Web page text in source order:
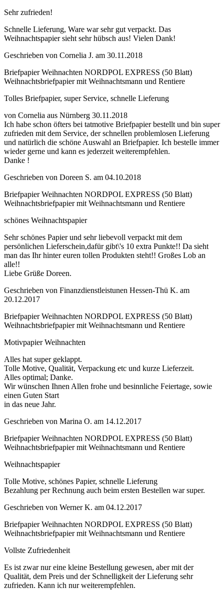
Sehr zufrieden!
Schnelle Lieferung, Ware war sehr gut verpackt. Das
Weihnachtspapier sieht sehr hübsch aus! Vielen Dank!
Geschrieben von Cornelia J. am 30.11.2018
Briefpapier Weihnachten NORDPOL EXPRESS (50 Blatt)
Weihnachtsbriefpapier mit Weihnachtsmann und Rentiere
Tolles Briefpapier, super Service, schnelle Lieferung
von Cornelia aus Nürnberg 30.11.2018
Ich habe schon öfters bei tatmotive Briefpapier bestellt und bin super
zufrieden mit dem Service, der schnellen problemlosen Lieferung
und natürlich die schöne Auswahl an Briefpapier. Ich bestelle immer
wieder gerne und kann es jederzeit weiterempfehlen.
Danke !
Geschrieben von Doreen S. am 04.10.2018
Briefpapier Weihnachten NORDPOL EXPRESS (50 Blatt)
Weihnachtsbriefpapier mit Weihnachtsmann und Rentiere
schönes Weihnachtspapier
Sehr schönes Papier und sehr liebevoll verpackt mit dem
persönlichen Lieferschein,dafür gibt\'s 10 extra Punkte!! Da sieht
man das Ihr hinter euren tollen Produkten steht!! Großes Lob an
alle!!
Liebe Grüße Doreen.
Geschrieben von Finanzdienstleistunen Hessen-Thü K. am
20.12.2017
Briefpapier Weihnachten NORDPOL EXPRESS (50 Blatt)
Weihnachtsbriefpapier mit Weihnachtsmann und Rentiere
Motivpapier Weihnachten
Alles hat super geklappt.
Tolle Motive, Qualität, Verpackung etc und kurze Lieferzeit.
Alles optimal; Danke.
Wir wünschen Ihnen Allen frohe und besinnliche Feiertage, sowie
einen Guten Start
in das neue Jahr.
Geschrieben von Marina O. am 14.12.2017
Briefpapier Weihnachten NORDPOL EXPRESS (50 Blatt)
Weihnachtsbriefpapier mit Weihnachtsmann und Rentiere
Weihnachtspapier
Tolle Motive, schönes Papier, schnelle Lieferung
Bezahlung per Rechnung auch beim ersten Bestellen war super.
Geschrieben von Werner K. am 04.12.2017
Briefpapier Weihnachten NORDPOL EXPRESS (50 Blatt)
Weihnachtsbriefpapier mit Weihnachtsmann und Rentiere
Vollste Zufriedenheit
Es ist zwar nur eine kleine Bestellung gewesen, aber mit der
Qualität, dem Preis und der Schnelligkeit der Lieferung sehr
zufrieden. Kann ich nur weiterempfehlen.